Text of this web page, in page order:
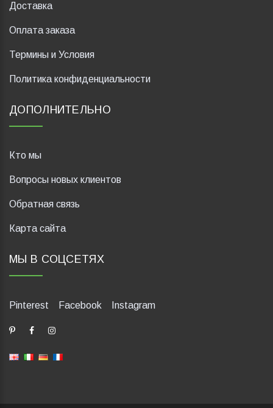
Доставка
Оплата заказа
Термины и Условия
Политика конфиденциальности
ДОПОЛНИТЕЛЬНО
Кто мы
Вопросы новых клиентов
Обратная связь
Карта сайта
МЫ В СОЦСЕТЯХ
Pinterest Facebook Instagram